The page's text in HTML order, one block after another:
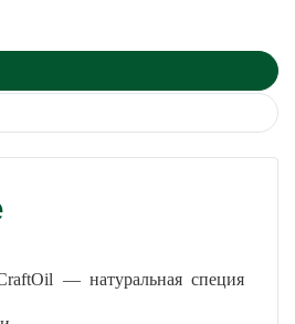
— натуральная специя